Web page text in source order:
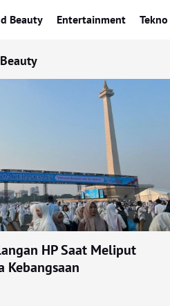
Beauty Entertainment Tekno
HP Saat Meliput
Kebangsaan